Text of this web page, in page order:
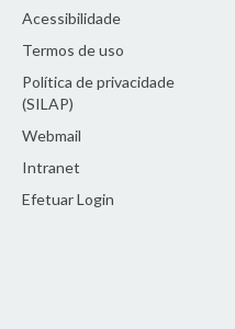
Acessibilidade
Termos de uso
Política de privacidade
(SILAP)
Webmail
Intranet
Efetuar Login